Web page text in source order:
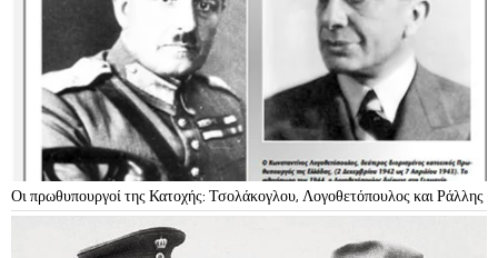
Οι πρωθυπουργοί της Κατοχής: Τσολάκογλου, Λογοθετόπουλος και Ράλλης